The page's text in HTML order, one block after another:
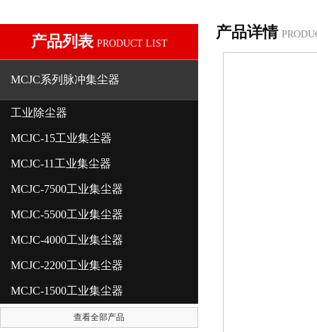
产品列表 PRODUCT LIST
MCJC系列脉冲集尘器
工业除尘器
MCJC-15工业集尘器
MCJC-11工业集尘器
MCJC-7500工业集尘器
MCJC-5500工业集尘器
MCJC-4000工业集尘器
MCJC-2200工业集尘器
MCJC-1500工业集尘器
查看全部产品
产品详情